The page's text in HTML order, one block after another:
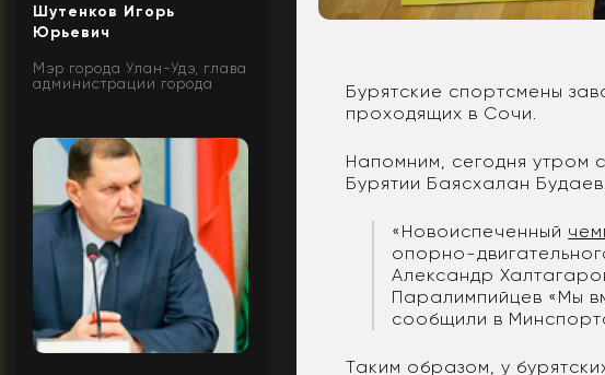
Шутенков Игорь
Юрьевич
Мэр города Улан-Удэ, глава
администрации города
Бурятские спортсмены
проходящих в Сочи.
Напомним, сегодня утром
Бурятии Баясхалан Будаев.
«Новоиспеченный
опорно-
Александр
Паралимпийцев «Мы
сообщили в
Таким образом, у